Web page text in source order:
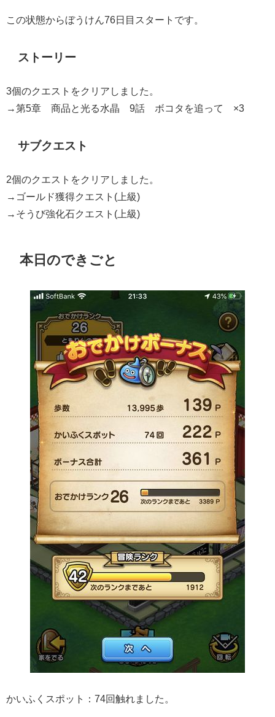
この状態からぼうけん76日目スタートです。
ストーリー
3個のクエストをクリアしました。
→第5章 商品と光る水晶 9話 ボコタを追って ×3
サブクエスト
2個のクエストをクリアしました。
→ゴールド獲得クエスト(上級)
→そうび強化石クエスト(上級)
本日のできごと
かいふくスポット：74回触れました。